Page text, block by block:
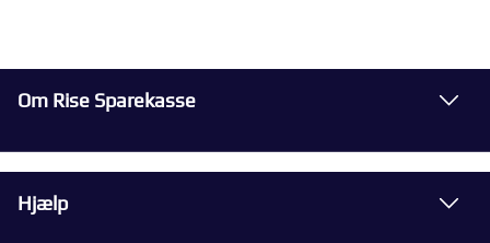
Om Rise Sparekasse
Hjælp